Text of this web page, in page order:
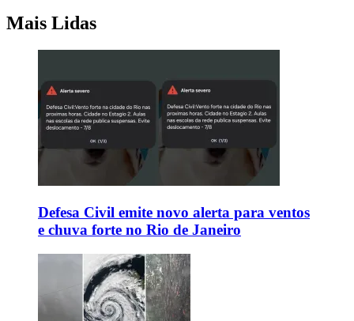
Mais Lidas
Defesa Civil emite novo alerta para ventos
e chuva forte no Rio de Janeiro